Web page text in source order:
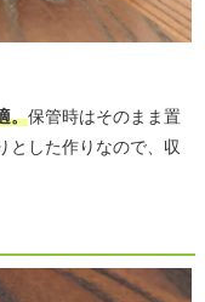
。保管時はそのまま置
とした作りなので、収